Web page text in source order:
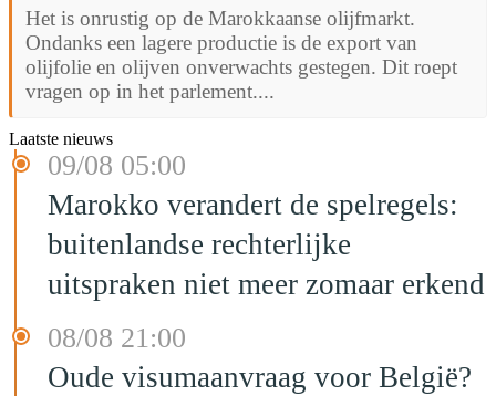
Het is onrustig op de Marokkaanse olijfmarkt.
Ondanks een lagere productie is de export van
olijfolie en olijven onverwachts gestegen. Dit roept
vragen op in het parlement....
Laatste nieuws
09/08 05:00
Marokko verandert de spelregels:
buitenlandse rechterlijke
uitspraken niet meer zomaar erkend
08/08 21:00
Oude visumaanvraag voor België?